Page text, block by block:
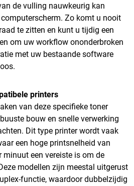
de vulling nauwkeurig kan
Zo komt u nooit
te zitten en kunt u tijdig een
om uw workflow ononderbroken
met uw bestaande software
printers
van deze specifieke toner
bouw en snelle verwerking
Dit type printer wordt vaak
een hoge printsnelheid van
minuut een vereiste is om de
modellen zijn meestal uitgerust
functie, waardoor dubbelzijdig